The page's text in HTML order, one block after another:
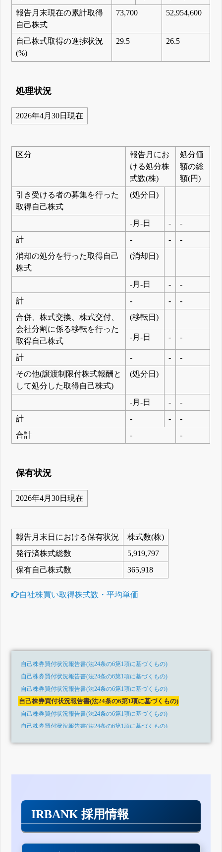
報告月末現在の累計取得
自己株式
73,700 52,954,600
自己株式取得の進捗状況
(%)
29.5 26.5
処理状況
2026年4月30日現在
区分
報告月にお
ける処分株
式数(株)
処分価
額の総
額(円)
引き受ける者の募集を行った
取得自己株式
(処分日)
-月-日 -
-
計
- -
-
消却の処分を行った取得自己
株式
(消却日)
-月-日 -
-
計
- -
-
合併、株式交換、株式交付、
会社分割に係る移転を行った
取得自己株式
(移転日)
-月-日 - -
計 - -
-
その他(譲渡制限付株式報酬と
して処分した取得自己株式)
(処分日)
-月-日 -
-
計
- -
-
合計
- -
保有状況
2026年4月30日現在
報告月末日における保有状況
株式数(株)
発行済株式総数
5,919,797
保有自己株式数
365,918
自社株買い取得株式数・平均単価
自己株券買付状況報告書(法24条の6第1項に基づくもの)
自己株券買付状況報告書(法24条の6第1項に基づくもの)
自己株券買付状況報告書(法24条の6第1項に基づくもの)
自己株券買付状況報告書(法24条の6第1項に基づくもの)
自己株券買付状況報告書(法24条の6第1項に基づくもの)
自己株券買付状況報告書(法24条の6第1項に基づくもの)
自己株券買付状況報告書(法24条の6第1項に基づくもの)
自己株券買付状況報告書(法24条の6第1項に基づくもの)
自己株券買付状況報告書(法24条の6第1項に基づくもの)
自己株券買付状況報告書(法24条の6第1項に基づくもの)
自己株券買付状況報告書(法24条の6第1項に基づくもの)
IRBANK 採用情報